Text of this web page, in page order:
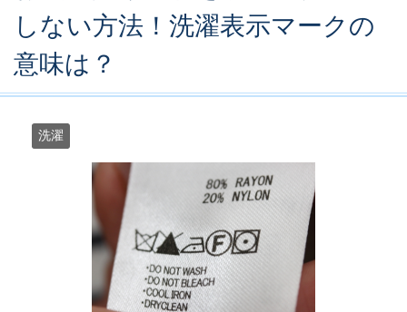
しない方法！洗濯表示マークの
意味は？
洗濯